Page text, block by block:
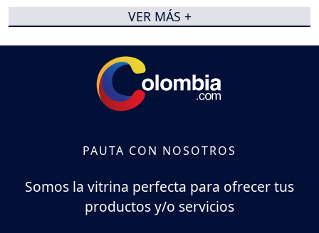
VER MÁS +
PAUTA CON NOSOTROS
Somos la vitrina perfecta para ofrecer tus
productos y/o servicios